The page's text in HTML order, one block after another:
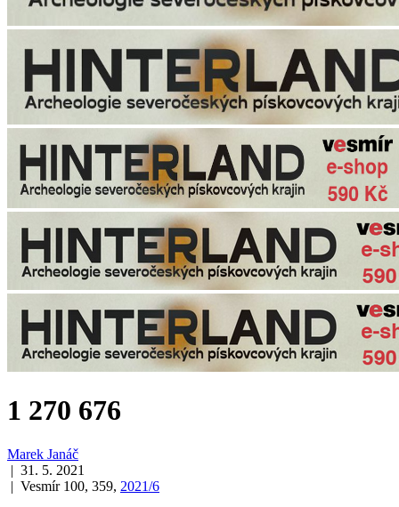
1 270 676
Marek Janáč
| 31. 5. 2021
| Vesmír 100, 359, 2021/6